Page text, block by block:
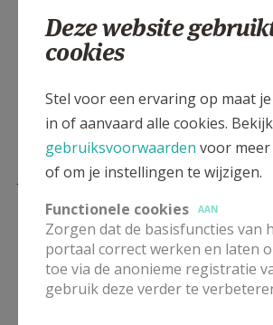
Tot het einde van de jaren 70 van de
hebben er ook heel wat
Gerard Peeten, Jozef Van Roey,
Maurice Mertens, Frans
Herck, Hans Eelens, Stan Lambaerts,
Joossens, Hugo Verhulst en Leo Van
steeds zijn er ook ontelbare
geweest die, beroepshalve of
volgens hun talent en mogelijkheden,
verantwoordelijkheden op zich
parochieleven mee uitbouwden. Allen
Deze website
cookies
Stel voor een ervaring op maat
in of aanvaard alle cookies.
gebruiksvoorwaarden voor
of om je instellingen te wijzigen.
Functionele cookies
AAN
Zorgen dat de basisfuncties van
portaal correct werken en laten
toe via de anonieme registratie
gebruik deze verder te